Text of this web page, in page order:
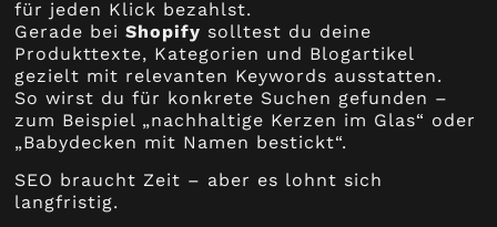
für jeden Klick bezahlst.
Gerade beiShopify solltest du deine
Produkttexte, Kategorien und Blogartikel
gezielt mit relevanten Keywords ausstatten.
So wirst du für konkrete Suchen gefunden –
zum Beispiel „nachhaltige Kerzen im Glas“ oder
„Babydecken mit Namen bestickt“.
SEO braucht Zeit – aber es lohnt sich
langfristig.